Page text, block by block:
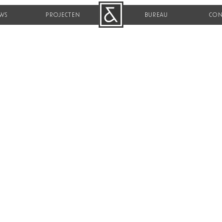
PROJECTEN B&R BUREAU